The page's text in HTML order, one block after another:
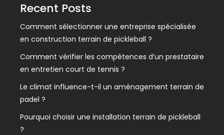
Recent Posts
Comment sélectionner une entreprise spécialisée
en construction terrain de pickleball ?
Comment vérifier les compétences d’un prestataire
en entretien court de tennis ?
Le climat influence-t-il un aménagement terrain de
padel ?
Pourquoi choisir une installation terrain de pickleball
?